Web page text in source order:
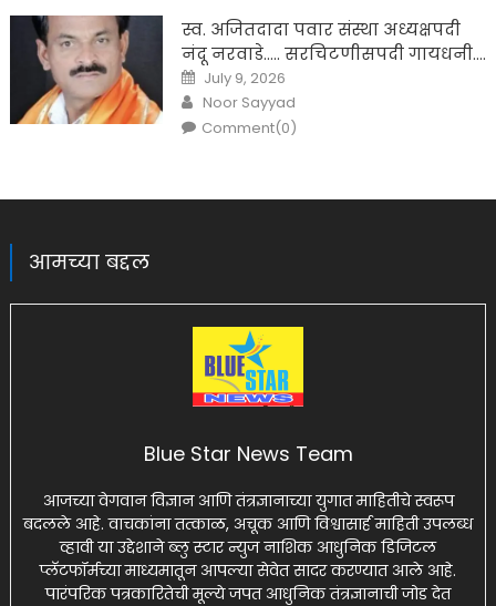
स्व. अजितदादा पवार संस्था अध्यक्षपदी
नंदू नरवाडे….. सरचिटणीसपदी गायधनी….
Posted
on
July 9, 2026
Author
Noor Sayyad
Comment(0)
आमच्या बद्दल
Blue Star News Team
आजच्या वेगवान विज्ञान आणि तंत्रज्ञानाच्या युगात माहितीचे स्वरूप
बदलले आहे. वाचकांना तत्काळ, अचूक आणि विश्वासार्ह माहिती उपलब्ध
व्हावी या उद्देशाने ब्लु स्टार न्युज नाशिक आधुनिक डिजिटल
प्लॅटफॉर्मच्या माध्यमातून आपल्या सेवेत सादर करण्यात आले आहे.
पारंपरिक पत्रकारितेची मूल्ये जपत आधुनिक तंत्रज्ञानाची जोड देत